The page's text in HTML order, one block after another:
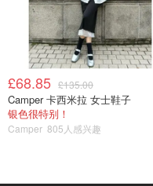
图片来自于
可以同时连接 3 个显示
£68.85 £135.00
Camper 卡西米拉 女士鞋子
银色很特别！
Camper 805人感兴趣